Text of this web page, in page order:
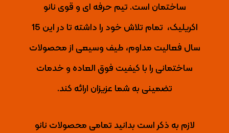
ساختمان است. تیم حرفه ای و قوی نانو
اکریلیک، تمام تلاش خود را داشته تا
در این 15
سال فعالیت مداوم، طیف وسیعی از محصولات
ساختمانی را با کیفیت فوق العاده و خدمات
تضمینی به شما عزیزان ارائه کند.
لازم به ذکر است بدانید تمامی محصولات نانو